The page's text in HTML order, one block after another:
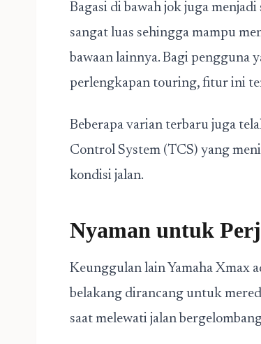
Bagasi di bawah jok juga
sangat luas sehingga mampu
bawaan lainnya. Bagi pengguna
perlengkapan touring, fitur ini
Beberapa varian terbaru juga
Control System (TCS) yang
kondisi jalan.
Nyaman untuk
Keunggulan lain Yamaha Xmax
belakang dirancang untuk
saat melewati jalan